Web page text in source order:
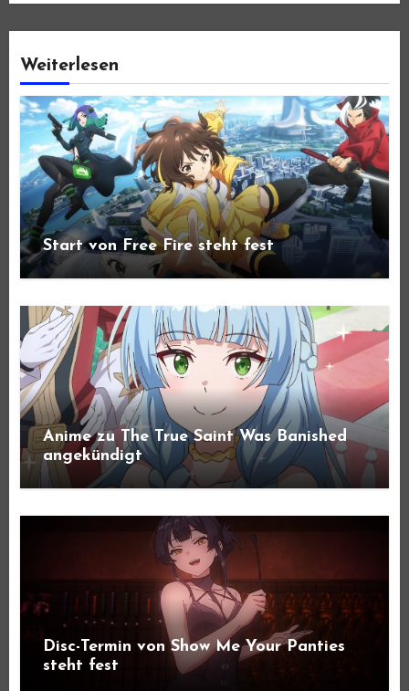
Weiterlesen
Start von Free Fire steht fest
Anime zu The True Saint Was Banished
angekündigt
Disc-Termin von Show Me Your Panties
steht fest